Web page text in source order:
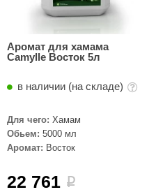
Аромат для хамама
Camylle Восток 5л
в наличии (на складе)
Для чего: Хамам
Обьем: 5000 мл
Аромат: Восток
22 761 i